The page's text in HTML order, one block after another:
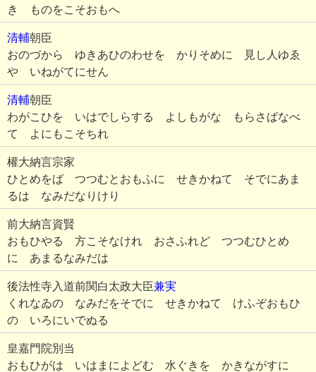
き ものをこそおもへ
清輔朝臣
おのづから ゆきあひのわせを かりそめに 見し人ゆゑ
や いねがてにせん
清輔朝臣
わがこひを いはでしらする よしもがな もらさばなべ
て よにもこそちれ
權大納言宗家
ひとめをば つつむとおもふに せきかねて そでにあま
るは なみだなりけり
前大納言資賢
おもひやる 方こそなけれ おさふれど つつむひとめ
に あまるなみだは
後法性寺入道前関白太政大臣兼実
くれなゐの なみだをそでに せきかねて けふぞおもひ
の いろにいでぬる
皇嘉門院別当
おもひがは いはまによどむ 水ぐきを かきながすに